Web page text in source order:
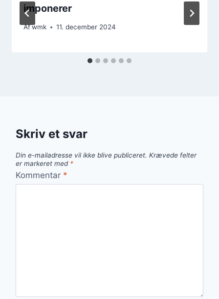
imponerer
Afwmk 11. december 2024
Skriv et svar
Din e-mailadresse vil ikke blive publiceret. Krævede felter
er markeret med *
Kommentar *